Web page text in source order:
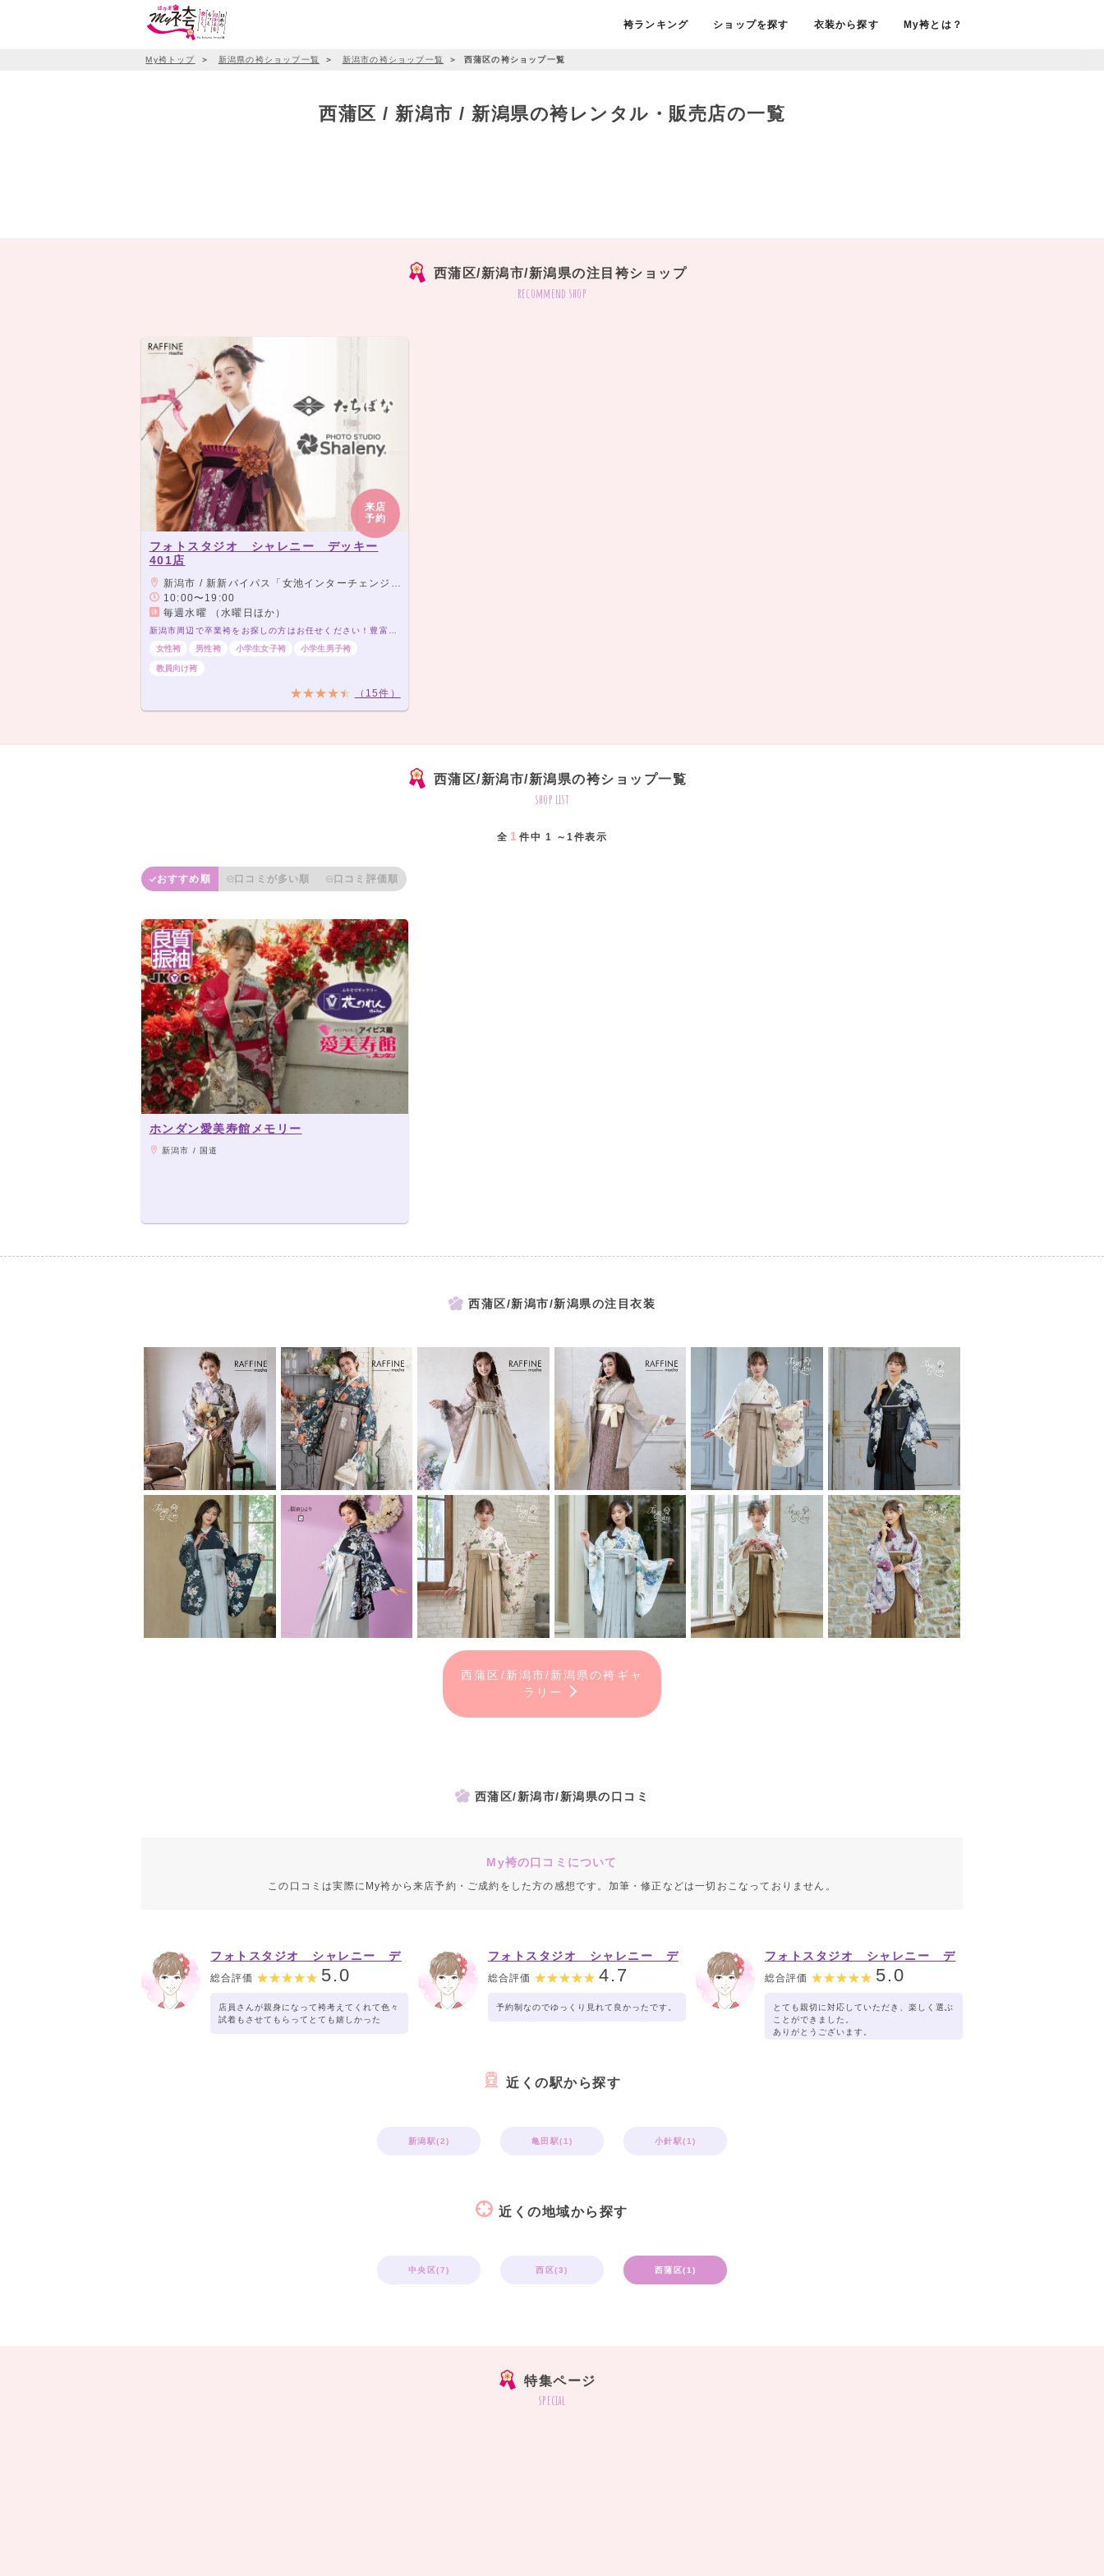
袴ランキング ショップを探す 衣装から探す My袴とは？
My袴トップ ＞ 新潟県の袴ショップ一覧 ＞ 新潟市の袴ショップ一覧 ＞ 西蒲区の袴ショップ一覧
西蒲区 / 新潟市 / 新潟県の袴レンタル・販売店の一覧
西蒲区/新潟市/新潟県の注目袴ショップ
recommend shop
来店
予約
フォトスタジオ シャレニー デッキー
401店
新潟市 / 新新バイパス「女池インターチェンジ」から車で3分。
10:00〜19:00
毎週水曜 （水曜日ほか）
女性袴
男性袴 小学生女子袴 小学生男子袴
教員向け袴
（15件）
西蒲区/新潟市/新潟県の袴ショップ一覧
shop list
全 1 件中 1 ～1件表示
おすすめ順 口コミが多い順 口コミ評価順
ホンダン愛美寿館メモリー
新潟市 / 国道
西蒲区/新潟市/新潟県の注目衣装
西蒲区/新潟市/新潟県の袴ギャ
ラリー
西蒲区/新潟市/新潟県の口コミ
My袴の口コミについて
この口コミは実際にMy袴から来店予約・ご成約をした方の感想です。加筆・修正などは一切おこなっておりません。
フォトスタジオ シャレニー デ
総合評価 5.0
店員さんが親身になって袴考えてくれて色々
試着もさせてもらってとても嬉しかった
フォトスタジオ シャレニー デ
総合評価 4.7
予約制なのでゆっくり見れて良かったです。
フォトスタジオ シャレニー デ
総合評価 5.0
とても親切に対応していただき、楽しく選ぶ
ことができました。
ありがとうございます。
近くの駅から探す
新潟駅(2) 亀田駅(1) 小針駅(1)
近くの地域から探す
中央区(7) 西区(3) 西蒲区(1)
特集ページ
special